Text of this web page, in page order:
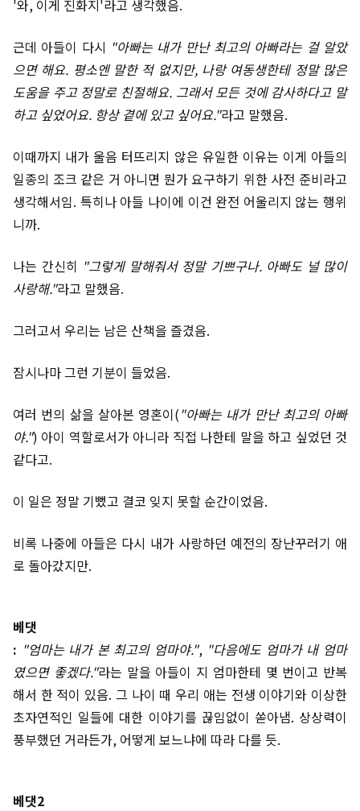
'와, 이게 진화지'라고 생각했음.
근데 아들이 다시 "아빠는 내가 만난 최고의 아빠라는 걸 알았
으면 해요. 평소엔 말한 적 없지만, 나랑 여동생한테 정말 많은
도움을 주고 정말로 친절해요. 그래서 모든 것에 감사하다고 말
하고 싶었어요. 항상 곁에 있고 싶어요."라고 말했음.
이때까지 내가 울음 터뜨리지 않은 유일한 이유는 이게 아들의
일종의 조크 같은 거 아니면 뭔가 요구하기 위한 사전 준비라고
생각해서임. 특히나 아들 나이에 이건 완전 어울리지 않는 행위
니까.
나는 간신히 "그렇게 말해줘서 정말 기쁘구나. 아빠도 널 많이
사랑해."라고 말했음.
그러고서 우리는 남은 산책을 즐겼음.
잠시나마 그런 기분이 들었음.
여러 번의 삶을 살아본 영혼이("아빠는 내가 만난 최고의 아빠
야.") 아이 역할로서가 아니라 직접 나한테 말을 하고 싶었던 것
같다고.
이 일은 정말 기뻤고 결코 잊지 못할 순간이었음.
비록 나중에 아들은 다시 내가 사랑하던 예전의 장난꾸러기 애
로 돌아갔지만.
베댓
: "엄마는 내가 본 최고의 엄마야.", "다음에도 엄마가 내 엄마
였으면 좋겠다."라는 말을 아들이 지 엄마한테 몇 번이고 반복
해서 한 적이 있음. 그 나이 때 우리 애는 전생 이야기와 이상한
초자연적인 일들에 대한 이야기를 끊임없이 쏟아냄. 상상력이
풍부했던 거라든가, 어떻게 보느냐에 따라 다를 듯.
베댓2